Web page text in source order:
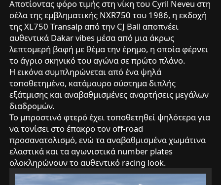
Αποτίοντας φόρο τιμής στη νίκη του Cyril Neveu στη
σέλα της εμβληματικής NXR750 του 1986, η εκδοχή
της XL750 Transalp από την CJ Ball αποπνέει
αυθεντικά Dakar vibes μέσα από μια άκρως
λεπτομερή βαφή με θέμα την έρημο, η οποία φέρνει
το άγριο σκηνικό του αγώνα σε πρώτο πλάνο.
Η εικόνα συμπληρώνεται από ένα ψηλά
τοποθετημένο, κατάμαυρο σύστημα διπλής
εξάτμισης και αναβαθμισμένες αναρτήσεις μεγάλων
διαδρομών.
Το μπροστινό φτερό έχει τοποθετηθεί ψηλότερα για
να τονίσει στο έπακρο τον off-road
προσανατολισμό, ενώ τα αναβαθμισμένα χωμάτινα
ελαστικά και τα αγωνιστικά number plates
ολοκληρώνουν το αυθεντικό racing look.